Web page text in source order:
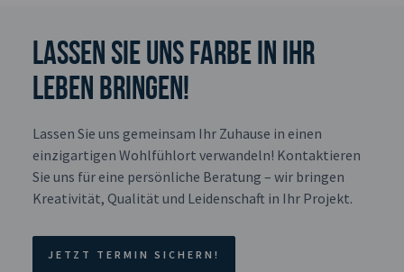
Lassen Sie uns Farbe in Ihr
Leben bringen!
Lassen Sie uns gemeinsam Ihr Zuhause in einen
einzigartigen Wohlfühlort verwandeln! Kontaktieren
Sie uns für eine persönliche Beratung – wir bringen
Kreativität, Qualität und Leidenschaft in Ihr Projekt.
JETZT TERMIN SICHERN!